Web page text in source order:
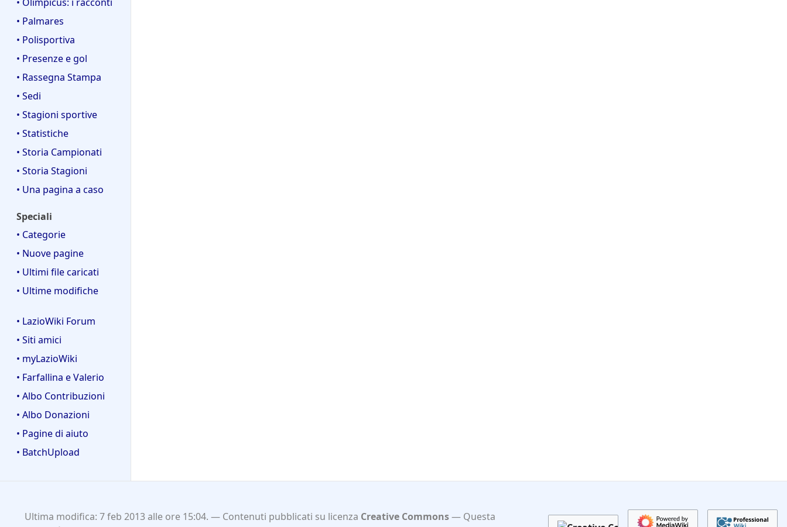
• Palmares
• Polisportiva
• Presenze e gol
• Rassegna Stampa
• Sedi
• Stagioni sportive
• Statistiche
• Storia Campionati
• Storia Stagioni
• Una pagina a caso
Speciali
• Categorie
• Nuove pagine
• Ultimi file caricati
• Ultime modifiche
• LazioWiki Forum
• Siti amici
• myLazioWiki
• Farfallina e Valerio
• Albo Contribuzioni
• Albo Donazioni
• Pagine di aiuto
• BatchUpload
Ultima modifica: 7 feb 2013 alle ore 15:04. Contenuti pubblicati su licenza Creative Commons
Questa